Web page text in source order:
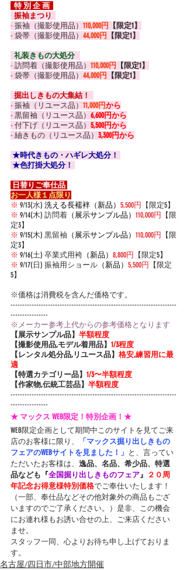
  特 別 企 画
  振袖まつり
- 振袖（撮影使用品） 110,000円 【限定1】
- 袋帯（撮影使用品） 44,000円 【限定1】
  礼装きもの大処分
- 訪問着（撮影使用品） 110,000円 【限定1】
- 袋帯（撮影使用品） 44,000円 【限定1】
  掘出しきもの大集結！
- 振袖（リユース品） 11,000円から
- 黒留袖（リユース品） 6,600円から
- 付下げ（リユース品） 5,500円から
- 紬きもの（リユース品） 3,300円から
★時代きもの・ハギレ大処分！
★色打掛大処分！
日替りご奉仕品
お一人様１点限り
※ 9/13(水) 洗える長襦袢（新品） 5,500円 【限定5】
※ 9/14(木) 訪問着 （展示サンプル品） 110,000円 【限
定3】
※ 9/15(木) 黒留袖 （展示サンプル品） 110,000円 【限
定3】
※ 9/16(土) 卒業式用袴 （新品） 8,800円 【限定5】
※ 9/17(日) 振袖用ショール （新品） 5,500円 【限定
5】
※価格は消費税を含んだ価格です。
-----------------------------------------------------------------------
----------------
※メーカー参考上代からの参考価格となります
【展示サンプル品】 半額程度
【撮影使用品,モデル着用品】 1/3程度
【レンタル処分品,リユース品】 格安,練習用に最
適
【特選カテゴリー品】 1/3〜半額程度
【作家物,伝統工芸品】 半額程度
-----------------------------------------------------------------------
----------------
★ マックス WEB限定！特別企画！★
WEB限定企画として期間中このサイトを見てご来
店のお客様に限り、
「マックス掘り出しきもの
フェアのWEBサイトを見ました！」 と、言ってい
ただいたお客様は、 逸品、名品、希少品、特選
品なども『全国掘り出しきものフェア 』
２０周
年記念お得意様特別価格でご奉仕いたします！
（一部、奉仕品などその他対象外の商品もござ
いますのでご了承ください。）是非、この機会
にお連れ様もお誘い合せの上、ご来店ください
ませ。
スタッフ一同、心よりお待ち申し上げておりま
す。
名古屋/四日市/中部地方開催